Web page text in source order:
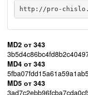
http://pro-chislo.ru/
MD2 от 343
MD4 от 343
MD5 от 343